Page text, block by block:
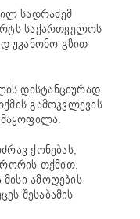
სადრაძემ
საქართველოს
უკანონო გზით
დისტანციურად
გამოკვლევის
ქონებას,
თქმით,
ამოღების
შესაბამის